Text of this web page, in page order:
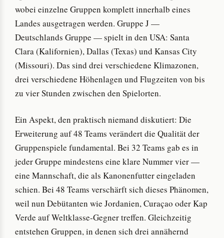
wobei einzelne Gruppen komplett innerhalb eines
Landes ausgetragen werden. Gruppe J —
Deutschlands Gruppe — spielt in den USA: Santa
Clara (Kalifornien), Dallas (Texas) und Kansas City
(Missouri). Das sind drei verschiedene Klimazonen,
drei verschiedene Höhenlagen und Flugzeiten von bis
zu vier Stunden zwischen den Spielorten.
Ein Aspekt, den praktisch niemand diskutiert: Die
Erweiterung auf 48 Teams verändert die Qualität der
Gruppenspiele fundamental. Bei 32 Teams gab es in
jeder Gruppe mindestens eine klare Nummer vier —
eine Mannschaft, die als Kanonenfutter eingeladen
schien. Bei 48 Teams verschärft sich dieses Phänomen,
weil nun Debütanten wie Jordanien, Curaçao oder Kap
Verde auf Weltklasse-Gegner treffen. Gleichzeitig
entstehen Gruppen, in denen sich drei annähernd